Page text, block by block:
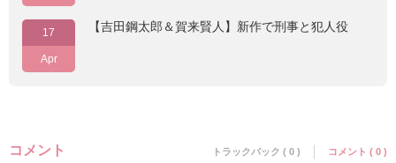
17
Apr
【吉田鋼太郎＆賀来賢人】新作で刑事と犯人役
コメント トラックバック ( 0 ) コメント ( 0 )